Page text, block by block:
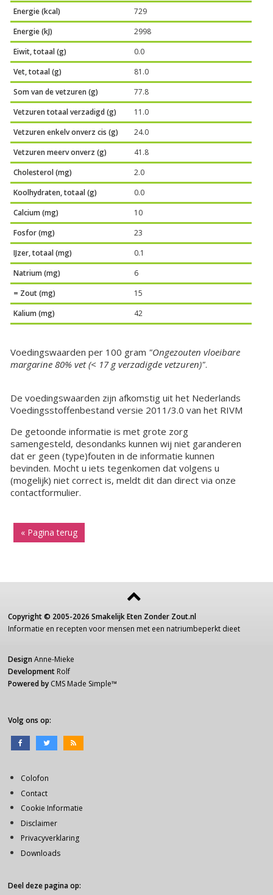
Energie (kcal)
729
Energie (kJ)
2998
Eiwit, totaal (g)
0.0
Vet, totaal (g)
81.0
Som van de vetzuren (g)
77.8
Vetzuren totaal verzadigd (g)
11.0
Vetzuren enkelv onverz cis (g)
24.0
Vetzuren meerv onverz (g)
41.8
Cholesterol (mg)
2.0
Koolhydraten, totaal (g)
0.0
Calcium (mg)
10
Fosfor (mg)
23
IJzer, totaal (mg)
0.1
Natrium (mg)
6
= Zout (mg)
15
Kalium (mg)
42
Voedingswaarden per 100 gram "Ongezouten vloeibare
margarine 80% vet (< 17 g verzadigde vetzuren)".
De voedingswaarden zijn afkomstig uit het Nederlands
Voedingsstoffenbestand versie 2011/3.0 van het RIVM
De getoonde informatie is met grote zorg
samengesteld, desondanks kunnen wij niet garanderen
dat er geen (type)fouten in de informatie kunnen
bevinden. Mocht u iets tegenkomen dat volgens u
(mogelijk) niet correct is, meldt dit dan direct via onze
contactformulier.
« Pagina terug
Copyright © 2005-2026 Smakelijk Eten Zonder Zout.nl
Informatie en recepten voor mensen met een natriumbeperkt dieet
Design Anne-Mieke
Development Rolf
Powered by CMS Made Simple™
Volg ons op:
Colofon
Contact
Cookie Informatie
Disclaimer
Privacyverklaring
Downloads
Deel deze pagina op: